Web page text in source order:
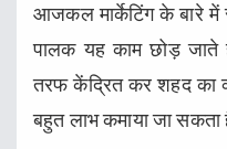
आजकल मार्केटिंग के बारे
पालक यह काम छोड़ जाते
तरफ केंद्रित कर शहद का
बहुत लाभ कमाया जा सकता